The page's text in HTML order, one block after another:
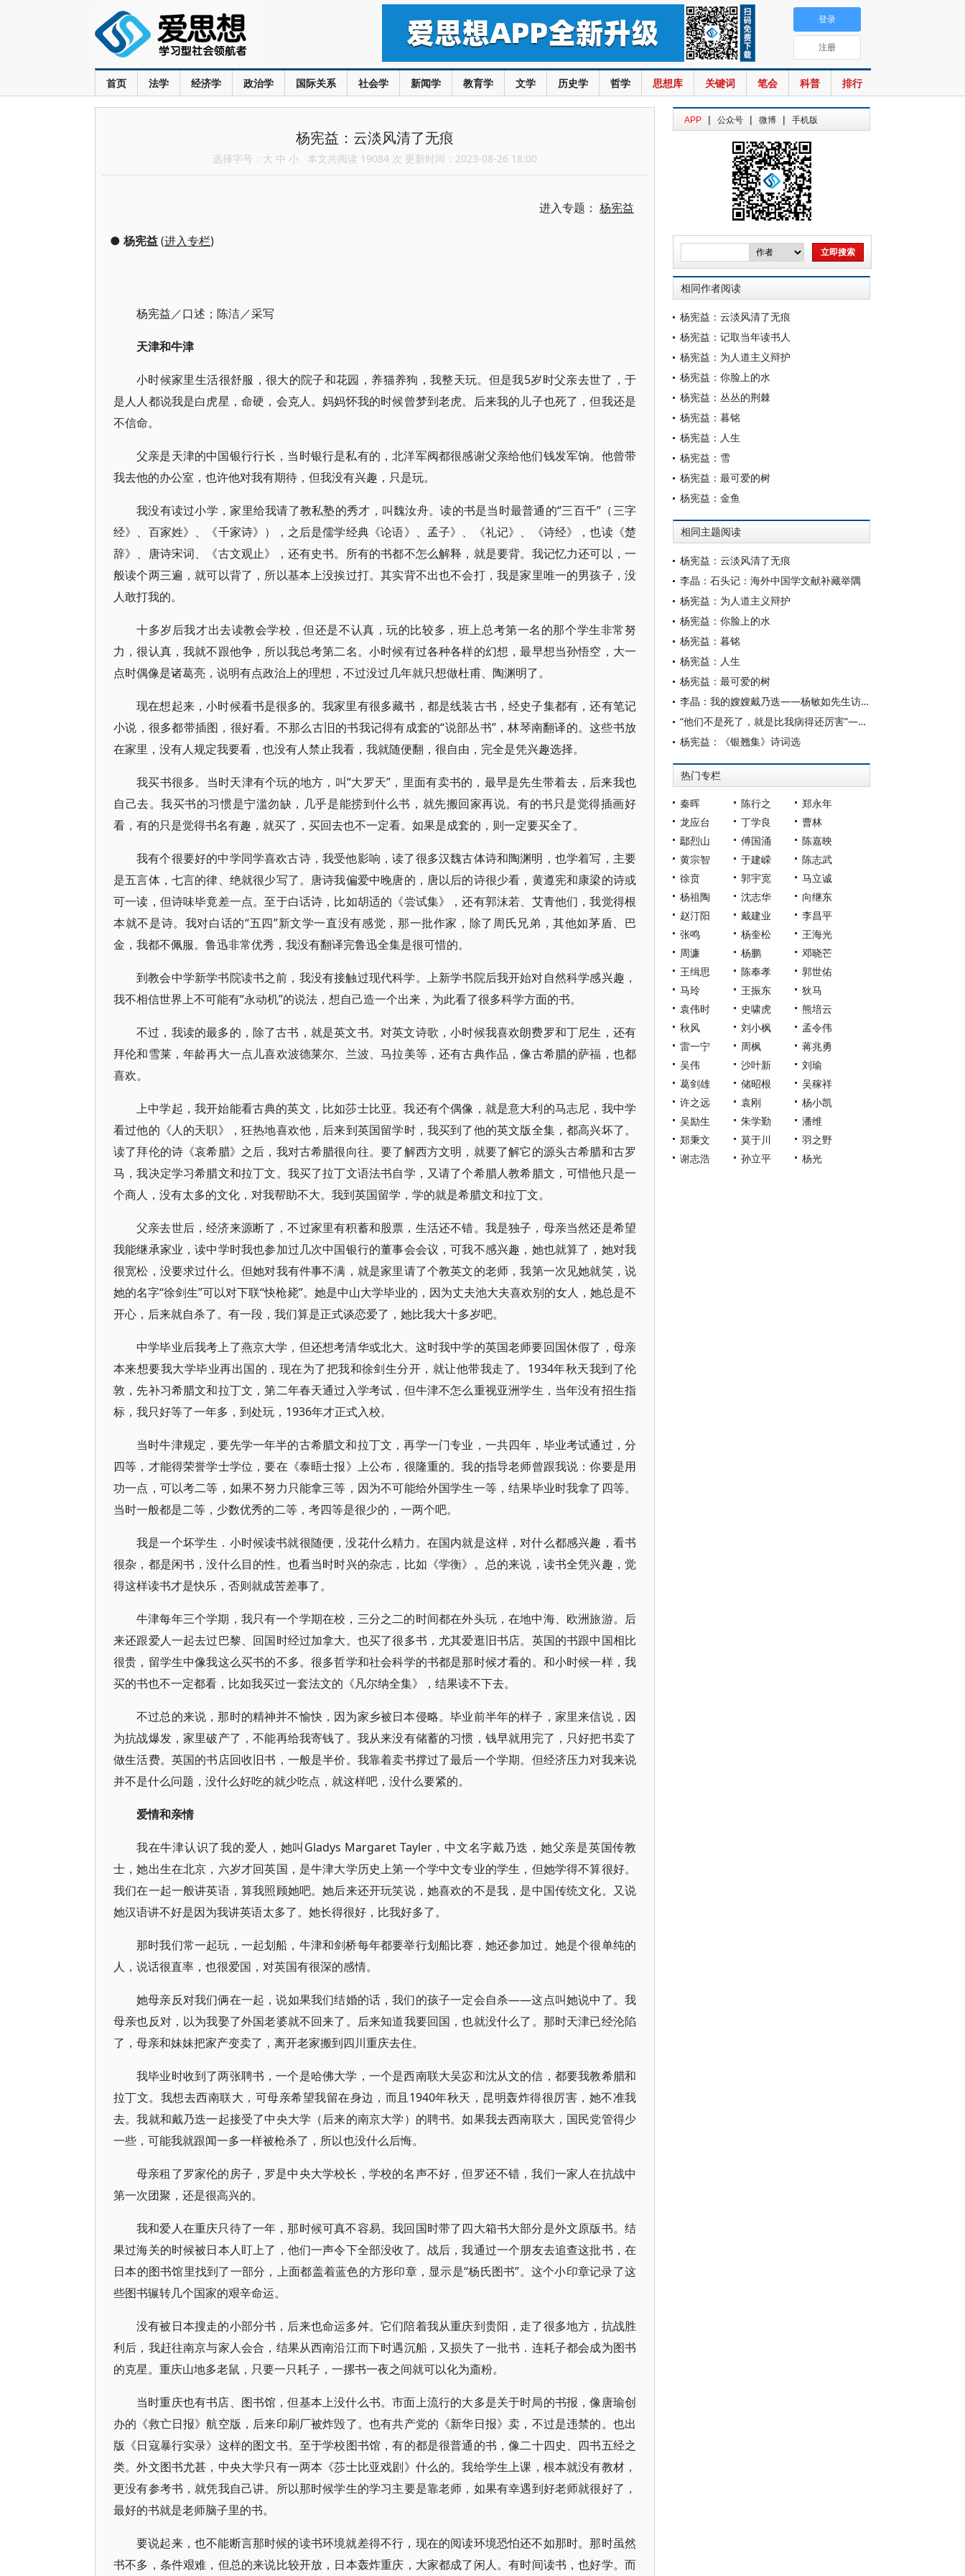
首页 法学 经济学 政治学 国际关系 社会学 新闻学 教育学 文学 历史学 哲学 思想库 关键词 笔会 科普 排行
登录
注册
杨宪益：云淡风清了无痕
选择字号： 大 中 小 本文共阅读 19084 次 更新时间：2023-08-26 18:00
进入专题： 杨宪益
● 杨宪益(进入专栏)
杨宪益／口述；陈洁／采写
天津和牛津
小时候家里生活很舒服，很大的院子和花园，养猫养狗，我整天玩。但是我5岁时父亲去世了，于
是人人都说我是白虎星，命硬，会克人。妈妈怀我的时候曾梦到老虎。后来我的儿子也死了，但我还是
不信命。
父亲是天津的中国银行行长，当时银行是私有的，北洋军阀都很感谢父亲给他们钱发军饷。他曾带
我去他的办公室，也许他对我有期待，但我没有兴趣，只是玩。
我没有读过小学，家里给我请了教私塾的秀才，叫魏汝舟。读的书是当时最普通的“三百千”（三字
经》、百家姓》、《千家诗》），之后是儒学经典《论语》、孟子》、《礼记》、《诗经》，也读《楚
辞》、唐诗宋词、《古文观止》，还有史书。所有的书都不怎么解释，就是要背。我记忆力还可以，一
般读个两三遍，就可以背了，所以基本上没挨过打。其实背不出也不会打，我是家里唯一的男孩子，没
人敢打我的。
十多岁后我才出去读教会学校，但还是不认真，玩的比较多，班上总考第一名的那个学生非常努
力，很认真，我就不跟他争，所以我总考第二名。小时候有过各种各样的幻想，最早想当孙悟空，大一
点时偶像是诸葛亮，说明有点政治上的理想，不过没过几年就只想做杜甫、陶渊明了。
现在想起来，小时候看书是很多的。我家里有很多藏书，都是线装古书，经史子集都有，还有笔记
小说，很多都带插图，很好看。不那么古旧的书我记得有成套的“说部丛书”，林琴南翻译的。这些书放
在家里，没有人规定我要看，也没有人禁止我看，我就随便翻，很自由，完全是凭兴趣选择。
我买书很多。当时天津有个玩的地方，叫“大罗天”，里面有卖书的，最早是先生带着去，后来我也
自己去。我买书的习惯是宁滥勿缺，几乎是能捞到什么书，就先搬回家再说。有的书只是觉得插画好
看，有的只是觉得书名有趣，就买了，买回去也不一定看。如果是成套的，则一定要买全了。
我有个很要好的中学同学喜欢古诗，我受他影响，读了很多汉魏古体诗和陶渊明，也学着写，主要
是五言体，七言的律、绝就很少写了。唐诗我偏爱中晚唐的，唐以后的诗很少看，黄遵宪和康梁的诗或
可一读，但诗味毕竟差一点。至于白话诗，比如胡适的《尝试集》，还有郭沫若、艾青他们，我觉得根
本就不是诗。我对白话的“五四”新文学一直没有感觉，那一批作家，除了周氏兄弟，其他如茅盾、巴
金，我都不佩服。鲁迅非常优秀，我没有翻译完鲁迅全集是很可惜的。
到教会中学新学书院读书之前，我没有接触过现代科学。上新学书院后我开始对自然科学感兴趣，
我不相信世界上不可能有“永动机”的说法，想自己造一个出来，为此看了很多科学方面的书。
不过，我读的最多的，除了古书，就是英文书。对英文诗歌，小时候我喜欢朗费罗和丁尼生，还有
拜伦和雪莱，年龄再大一点儿喜欢波德莱尔、兰波、马拉美等，还有古典作品，像古希腊的萨福，也都
喜欢。
上中学起，我开始能看古典的英文，比如莎士比亚。我还有个偶像，就是意大利的马志尼，我中学
看过他的《人的天职》，狂热地喜欢他，后来到英国留学时，我买到了他的英文版全集，都高兴坏了。
读了拜伦的诗《哀希腊》之后，我对古希腊很向往。要了解西方文明，就要了解它的源头古希腊和古罗
马，我决定学习希腊文和拉丁文。我买了拉丁文语法书自学，又请了个希腊人教希腊文，可惜他只是一
个商人，没有太多的文化，对我帮助不大。我到英国留学，学的就是希腊文和拉丁文。
父亲去世后，经济来源断了，不过家里有积蓄和股票，生活还不错。我是独子，母亲当然还是希望
我能继承家业，读中学时我也参加过几次中国银行的董事会会议，可我不感兴趣，她也就算了，她对我
很宽松，没要求过什么。但她对我有件事不满，就是家里请了个教英文的老师，我第一次见她就笑，说
她的名字“徐剑生”可以对下联“快枪毙”。她是中山大学毕业的，因为丈夫池大夫喜欢别的女人，她总是不
开心，后来就自杀了。有一段，我们算是正式谈恋爱了，她比我大十多岁吧。
中学毕业后我考上了燕京大学，但还想考清华或北大。这时我中学的英国老师要回国休假了，母亲
本来想要我大学毕业再出国的，现在为了把我和徐剑生分开，就让他带我走了。1934年秋天我到了伦
敦，先补习希腊文和拉丁文，第二年春天通过入学考试，但牛津不怎么重视亚洲学生，当年没有招生指
标，我只好等了一年多，到处玩，1936年才正式入校。
当时牛津规定，要先学一年半的古希腊文和拉丁文，再学一门专业，一共四年，毕业考试通过，分
四等，才能得荣誉学士学位，要在《泰晤士报》上公布，很隆重的。我的指导老师曾跟我说：你要是用
功一点，可以考二等，如果不努力只能拿三等，因为不可能给外国学生一等，结果毕业时我拿了四等。
当时一般都是二等，少数优秀的二等，考四等是很少的，一两个吧。
我是一个坏学生．小时候读书就很随便，没花什么精力。在国内就是这样，对什么都感兴趣，看书
很杂，都是闲书，没什么目的性。也看当时时兴的杂志，比如《学衡》。总的来说，读书全凭兴趣，觉
得这样读书才是快乐，否则就成苦差事了。
牛津每年三个学期，我只有一个学期在校，三分之二的时间都在外头玩，在地中海、欧洲旅游。后
来还跟爱人一起去过巴黎、回国时经过加拿大。也买了很多书，尤其爱逛旧书店。英国的书跟中国相比
很贵，留学生中像我这么买书的不多。很多哲学和社会科学的书都是那时候才看的。和小时候一样，我
买的书也不一定都看，比如我买过一套法文的《凡尔纳全集》，结果读不下去。
不过总的来说，那时的精神并不愉快，因为家乡被日本侵略。毕业前半年的样子，家里来信说，因
为抗战爆发，家里破产了，不能再给我寄钱了。我从来没有储蓄的习惯，钱早就用完了，只好把书卖了
做生活费。英国的书店回收旧书，一般是半价。我靠着卖书撑过了最后一个学期。但经济压力对我来说
并不是什么问题，没什么好吃的就少吃点，就这样吧，没什么要紧的。
爱情和亲情
我在牛津认识了我的爱人，她叫Gladys Margaret Tayler，中文名字戴乃迭，她父亲是英国传教
士，她出生在北京，六岁才回英国，是牛津大学历史上第一个学中文专业的学生，但她学得不算很好。
我们在一起一般讲英语，算我照顾她吧。她后来还开玩笑说，她喜欢的不是我，是中国传统文化。又说
她汉语讲不好是因为我讲英语太多了。她长得很好，比我好多了。
那时我们常一起玩，一起划船，牛津和剑桥每年都要举行划船比赛，她还参加过。她是个很单纯的
人，说话很直率，也很爱国，对英国有很深的感情。
她母亲反对我们俩在一起，说如果我们结婚的话，我们的孩子一定会自杀——这点叫她说中了。我
母亲也反对，以为我娶了外国老婆就不回来了。后来知道我要回国，也就没什么了。那时天津已经沦陷
了，母亲和妹妹把家产变卖了，离开老家搬到四川重庆去住。
我毕业时收到了两张聘书，一个是哈佛大学，一个是西南联大吴宓和沈从文的信，都要我教希腊和
拉丁文。我想去西南联大，可母亲希望我留在身边，而且1940年秋天，昆明轰炸得很厉害，她不准我
去。我就和戴乃迭一起接受了中央大学（后来的南京大学）的聘书。如果我去西南联大，国民党管得少
一些，可能我就跟闻一多一样被枪杀了，所以也没什么后悔。
母亲租了罗家伦的房子，罗是中央大学校长，学校的名声不好，但罗还不错，我们一家人在抗战中
第一次团聚，还是很高兴的。
我和爱人在重庆只待了一年，那时候可真不容易。我回国时带了四大箱书大部分是外文原版书。结
果过海关的时候被日本人盯上了，他们一声令下全部没收了。战后，我通过一个朋友去追查这批书，在
日本的图书馆里找到了一部分，上面都盖着蓝色的方形印章，显示是“杨氏图书”。这个小印章记录了这
些图书辗转几个国家的艰辛命运。
没有被日本搜走的小部分书，后来也命运多舛。它们陪着我从重庆到贵阳，走了很多地方，抗战胜
利后，我赶往南京与家人会合，结果从西南沿江而下时遇沉船，又损失了一批书．连耗子都会成为图书
的克星。重庆山地多老鼠，只要一只耗子，一摞书一夜之间就可以化为齑粉。
当时重庆也有书店、图书馆，但基本上没什么书。市面上流行的大多是关于时局的书报，像唐瑜创
办的《救亡日报》航空版，后来印刷厂被炸毁了。也有共产党的《新华日报》卖，不过是违禁的。也出
版《日寇暴行实录》这样的图文书。至于学校图书馆，有的都是很普通的书，像二十四史、四书五经之
类。外文图书尤甚，中央大学只有一两本《莎士比亚戏剧》什么的。我给学生上课，根本就没有教材，
更没有参考书，就凭我自己讲。所以那时候学生的学习主要是靠老师，如果有幸遇到好老师就很好了，
最好的书就是老师脑子里的书。
要说起来，也不能断言那时候的读书环境就差得不行，现在的阅读环境恐怕还不如那时。那时虽然
书不多，条件艰难，但总的来说比较开放，日本轰炸重庆，大家都成了闲人。有时间读书，也好学。而
APP | 公众号 | 微博 | 手机版
相同作者阅读
杨宪益：云淡风清了无痕
杨宪益：记取当年读书人
杨宪益：为人道主义辩护
杨宪益：你脸上的水
杨宪益：丛丛的荆棘
杨宪益：暮铭
杨宪益：人生
杨宪益：雪
杨宪益：最可爱的树
杨宪益：金鱼
相同主题阅读
杨宪益：云淡风清了无痕
李晶：石头记：海外中国学文献补藏举隅
杨宪益：为人道主义辩护
杨宪益：你脸上的水
杨宪益：暮铭
杨宪益：人生
杨宪益：最可爱的树
李晶：我的嫂嫂戴乃迭——杨敏如先生访谈录
“他们不是死了，就是比我病得还厉害”——对话杨宪益
杨宪益：《银翘集》诗词选
热门专栏
秦晖 陈行之
郑永年
龙应台
丁学良
曹林
鄢烈山
傅国涌
陈嘉映
黄宗智
于建嵘
陈志武
徐贲
郭宇宽
马立诚
杨祖陶
沈志华
向继东
赵汀阳
戴建业
李昌平
张鸣
杨奎松
王海光
周濂
杨鹏
邓晓芒
王缉思
陈奉孝
郭世佑
马玲
王振东
狄马
袁伟时
史啸虎
熊培云
秋风
刘小枫
孟令伟
雷一宁
周枫
蒋兆勇
吴伟
沙叶新
刘瑜
葛剑雄
储昭根
吴稼祥
许之远
袁刚
杨小凯
吴励生
朱学勤
潘维
郑秉文
莫于川
羽之野
谢志浩
孙立平 杨光